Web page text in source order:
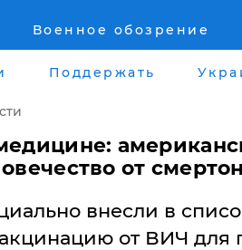
Военное обозрение
Города
Луганск
Киев
Война на
"ЛНР"
Новости
Поддержать
от
внесли в
от ВИЧ для